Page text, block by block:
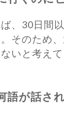
、30日間
そのため
いと考えて
語が話さ